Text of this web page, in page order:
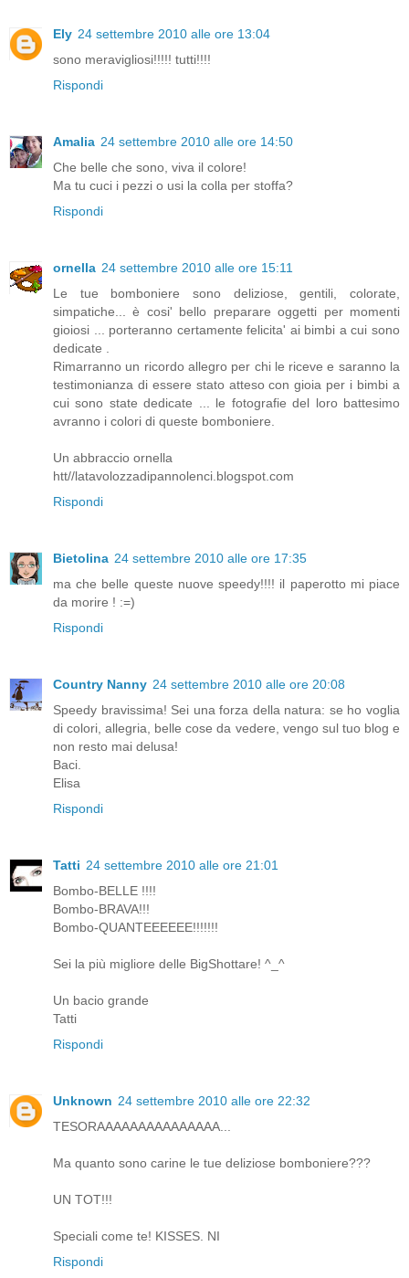
Ely 24 settembre 2010 alle ore 13:04
sono meravigliosi!!!!! tutti!!!!
Rispondi
Amalia 24 settembre 2010 alle ore 14:50
Che belle che sono, viva il colore!
Ma tu cuci i pezzi o usi la colla per stoffa?
Rispondi
ornella 24 settembre 2010 alle ore 15:11
Le tue bomboniere sono deliziose, gentili, colorate,
simpatiche... è cosi' bello preparare oggetti per momenti
gioiosi ... porteranno certamente felicita' ai bimbi a cui sono
dedicate .
Rimarranno un ricordo allegro per chi le riceve e saranno la
testimonianza di essere stato atteso con gioia per i bimbi a
cui sono state dedicate ... le fotografie del loro battesimo
avranno i colori di queste bomboniere.
Un abbraccio ornella
htt//latavolozzadipannolenci.blogspot.com
Rispondi
Bietolina 24 settembre 2010 alle ore 17:35
ma che belle queste nuove speedy!!!! il paperotto mi piace
da morire ! :=)
Rispondi
Country Nanny 24 settembre 2010 alle ore 20:08
Speedy bravissima! Sei una forza della natura: se ho voglia
di colori, allegria, belle cose da vedere, vengo sul tuo blog e
non resto mai delusa!
Baci.
Elisa
Rispondi
Tatti 24 settembre 2010 alle ore 21:01
Bombo-BELLE !!!!
Bombo-BRAVA!!!
Bombo-QUANTEEEEEE!!!!!!!
Sei la più migliore delle BigShottare! ^_^
Un bacio grande
Tatti
Rispondi
Unknown 24 settembre 2010 alle ore 22:32
TESORAAAAAAAAAAAAAAA...
Ma quanto sono carine le tue deliziose bomboniere???
UN TOT!!!
Speciali come te! KISSES. NI
Rispondi